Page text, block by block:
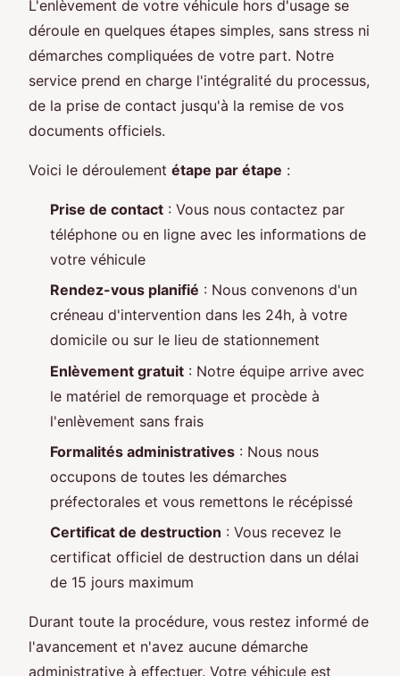
L'enlèvement de votre véhicule hors d'usage se
déroule en quelques étapes simples, sans stress ni
démarches compliquées de votre part. Notre
service prend en charge l'intégralité du processus,
de la prise de contact jusqu'à la remise de vos
documents officiels.
Voici le déroulement étape par étape :
Prise de contact : Vous nous contactez par
téléphone ou en ligne avec les informations de
votre véhicule
Rendez-vous planifié : Nous convenons d'un
créneau d'intervention dans les 24h, à votre
domicile ou sur le lieu de stationnement
Enlèvement gratuit : Notre équipe arrive avec
le matériel de remorquage et procède à
l'enlèvement sans frais
Formalités administratives : Nous nous
occupons de toutes les démarches
préfectorales et vous remettons le récépissé
Certificat de destruction : Vous recevez le
certificat officiel de destruction dans un délai
de 15 jours maximum
Durant toute la procédure, vous restez informé de
l'avancement et n'avez aucune démarche
administrative à effectuer. Votre véhicule est